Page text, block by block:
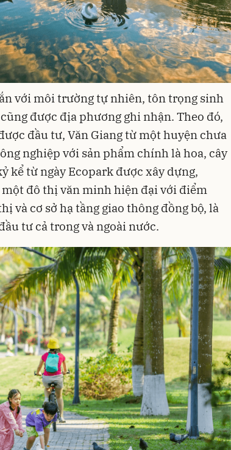
với môi trường tự nhiên, tôn trọng sinh
được địa phương ghi nhận. Theo đó,
đầu tư, Văn Giang từ một huyện chưa
nghiệp với sản phẩm chính là hoa, cây
kể từ ngày Ecopark được xây dựng,
đô thị văn minh hiện đại với điểm
và cơ sở hạ tầng giao thông đồng bộ, là
tư cả trong và ngoài nước.